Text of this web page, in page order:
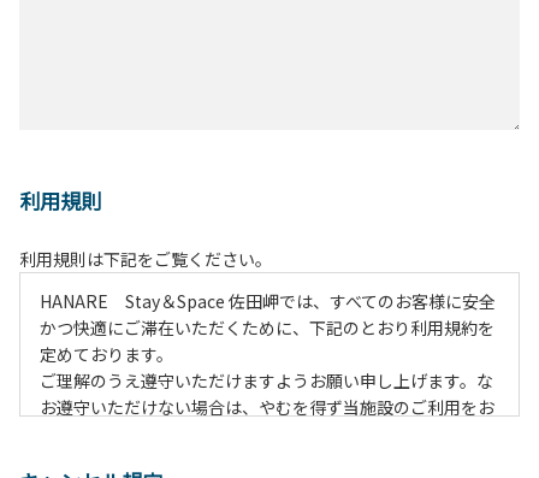
利用規則
利用規則は下記をご覧ください。
HANARE Stay＆Space 佐田岬では、すべてのお客様に安全
かつ快適にご滞在いただくために、下記のとおり利用規約を
定めております。
ご理解のうえ遵守いただけますようお願い申し上げます。な
お遵守いただけない場合は、やむを得ず当施設のご利用をお